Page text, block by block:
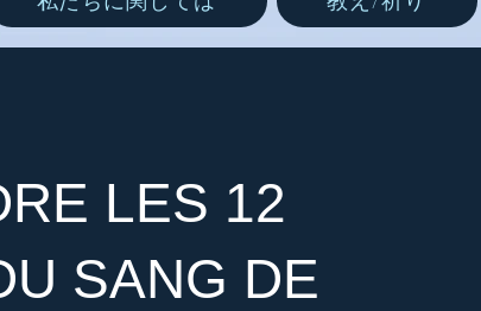
LES 12
SANG DE